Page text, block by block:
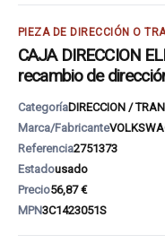
PIEZA DE DIRECCIÓN O
CAJA DIRECCION
recambio de
CategoríaDIRECCION /
Marca/Fabricante
Referencia2751373
Estadousado
Precio56,87 €
MPN3C1423051S